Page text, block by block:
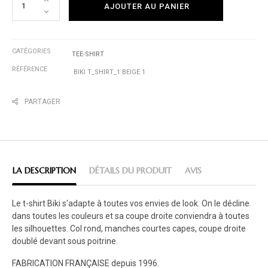
AJOUTER AU PANIER
CATÉGORIES
TEE-SHIRT
RÉFÉRENCE
BIKI T_SHIRT_1 BEIGE 1
PARTAGER
LA DESCRIPTION DÉTAILS DU PRODUIT AVIS
Le t-shirt Biki s'adapte à toutes vos envies de look. On le décline
dans toutes les couleurs et sa coupe droite conviendra à toutes
les silhouettes. Col rond, manches courtes capes, coupe droite
doublé devant sous poitrine.
FABRICATION FRANÇAISE depuis 1996.